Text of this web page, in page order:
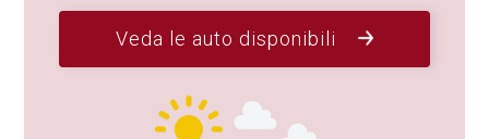
Veda le auto disponibili